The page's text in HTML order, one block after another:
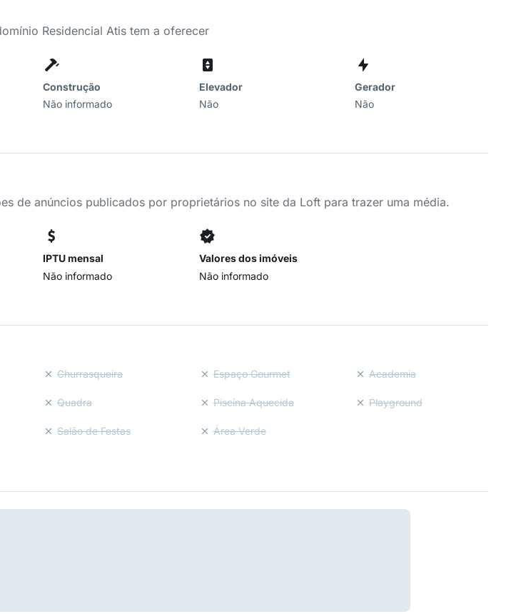
Residencial Atis tem a oferecer
Construção
Não informado
Elevador
Não
Gerador
Não
de anúncios publicados por proprietários no site da Loft para trazer uma média.
IPTU mensal
Não informado
Valores dos imóveis
Não informado
Churrasqueira Espaço Gourmet Academia
Quadra Piscina Aquecida Playground
Salão de Festas Área Verde